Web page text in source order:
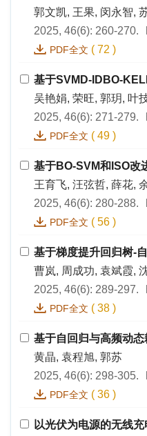
郭文凯, 王果, 闵永智,
2025, 46(6): 260-270.
PDF全文 ( 72 )
基于SVMD-IDBO-
吴艳娟, 荣旺, 郭玥, 叶
2025, 46(6): 271-279.
PDF全文 ( 49 )
基于BO-SVM和ISO改
王育飞, 汪弦哲, 薛花,
2025, 46(6): 280-288.
PDF全文 ( 56 )
基于梯度提升回归树-
曹岚, 周成功, 袁斌霞,
2025, 46(6): 289-297.
PDF全文 ( 38 )
基于自回归与高频动
黄晶, 袁程旭, 郭苏
2025, 46(6): 298-305.
PDF全文 ( 36 )
以光伏为电源的无线